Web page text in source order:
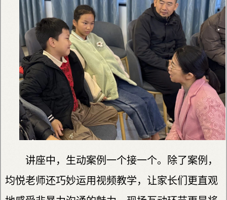
讲座中，生动案例一个接一个。除了案例，
均悦老师还巧妙运用视频教学，让家长们更直观